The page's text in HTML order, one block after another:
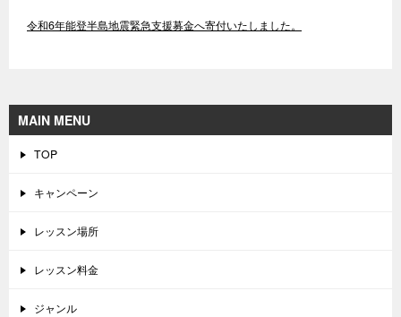
令和6年能登半島地震緊急支援募金へ寄付いたしました。
MAIN MENU
TOP
キャンペーン
レッスン場所
レッスン料金
ジャンル